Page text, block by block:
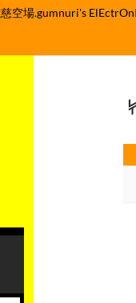
空場.gumnuri's 박정